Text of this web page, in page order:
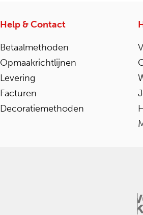
Help & Contact
Betaalmethoden
Opmaakrichtlijnen
Levering
Facturen
Decoratiemethoden